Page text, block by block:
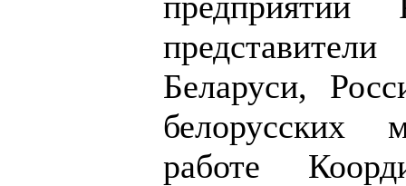
Беларуси,
белорусских
работе